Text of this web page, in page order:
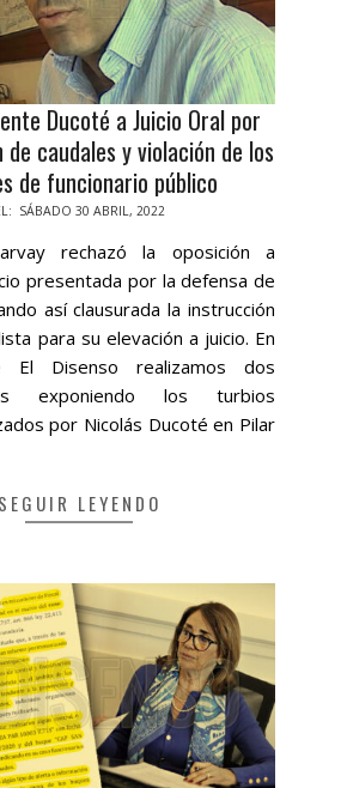
Ducoté a Juicio Oral por
caudales y violación de los
de funcionario público
SÁBADO 30 ABRIL, 2022
rechazó la oposición a
presentada por la defensa de
así clausurada la instrucción
para su elevación a juicio. En
El Disenso realizamos dos
exponiendo los turbios
por Nicolás Ducoté en Pilar
SEGUIR LEYENDO